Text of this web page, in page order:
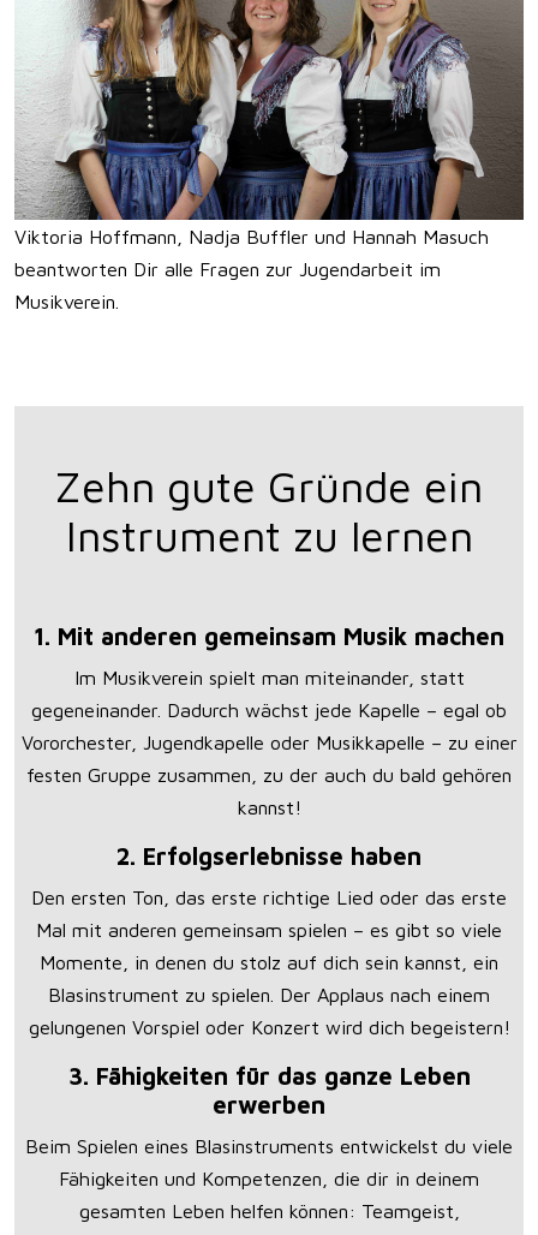
Viktoria Hoffmann, Nadja Buffler und Hannah Masuch
beantworten Dir alle Fragen zur Jugendarbeit im
Musikverein.
Zehn gute Gründe ein
Instrument zu lernen
1. Mit anderen gemeinsam Musik machen
Im Musikverein spielt man miteinander, statt
gegeneinander. Dadurch wächst jede Kapelle – egal ob
Vororchester, Jugendkapelle oder Musikkapelle – zu einer
festen Gruppe zusammen, zu der auch du bald gehören
kannst!
2. Erfolgserlebnisse haben
Den ersten Ton, das erste richtige Lied oder das erste
Mal mit anderen gemeinsam spielen – es gibt so viele
Momente, in denen du stolz auf dich sein kannst, ein
Blasinstrument zu spielen. Der Applaus nach einem
gelungenen Vorspiel oder Konzert wird dich begeistern!
3. Fähigkeiten für das ganze Leben
erwerben
Beim Spielen eines Blasinstruments entwickelst du viele
Fähigkeiten und Kompetenzen, die dir in deinem
gesamten Leben helfen können: Teamgeist,